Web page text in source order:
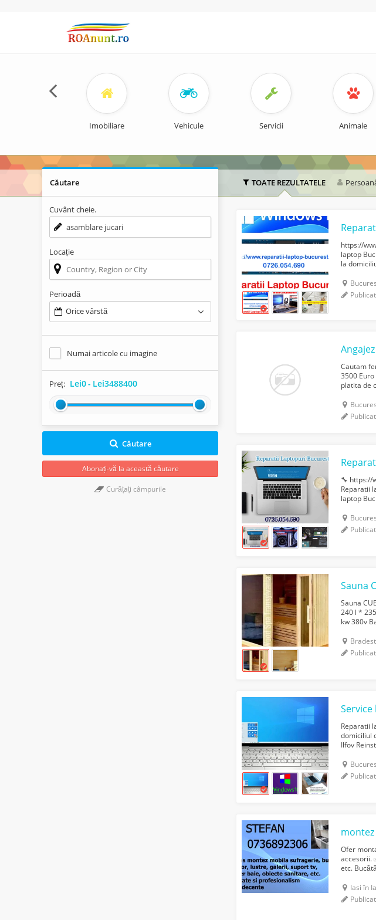
Imobiliare Vehicule Servicii Animale
TOATE REZULTATELE
https://
laptop
la
Cautam
3500
platita de
🔧 https://
Reparatii
laptop
Sauna
Sauna
240 l *
kw 380v
Reparatii
domiciliul
Ilfov
Ofer
accesorii.
etc.
Iasi în
Căutare
Cuvânt cheie.
Locație
Perioadă
Orice vârstă
Numai articole cu imagine
Preț: Lei0- Lei3488400
Căutare
Abonați-vă la această căutare
Curățați câmpurile